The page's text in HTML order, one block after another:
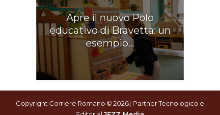
Apre il nuovo Polo
educativo di Bravetta: un
esempio...
Copyright Corriere Romano © 2026.| Partner Tecnologico e